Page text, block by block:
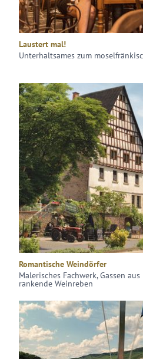
Laustert mal!
Unterhaltsames zum
Romantische Weindörfer
Malerisches Fachwerk, Gassen
rankende Weinreben